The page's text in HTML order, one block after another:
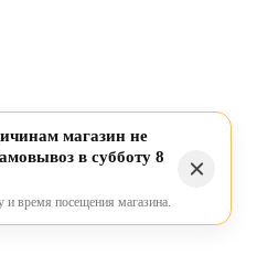
магазин не
в субботу 8
и время посещения магазина.